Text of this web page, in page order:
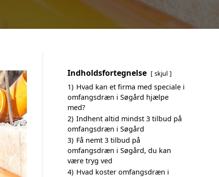
Indholdsfortegnelse skjul
1) Hvad kan et firma med speciale i
omfangsdræn i Søgård hjælpe
med?
2) Indhent altid mindst 3 tilbud på
omfangsdræn i Søgård
3) Få nemt 3 tilbud på
omfangsdræn i Søgård, du kan
være tryg ved
4) Hvad koster omfangsdræn i